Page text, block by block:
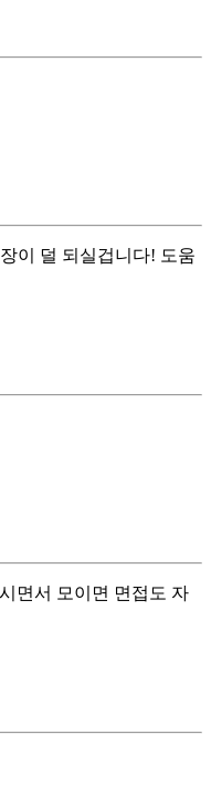
이 덜 되실겁니다! 도움
면서 모이면 면접도 자